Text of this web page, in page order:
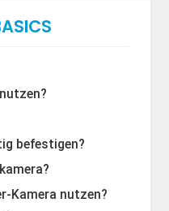
befestigen?
Kamera nutzen?